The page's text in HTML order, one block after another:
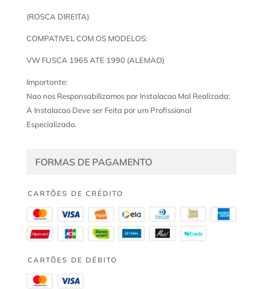
(ROSCA DIREITA)
COMPATIVEL COM OS MODELOS:
VW FUSCA 1965 ATE 1990 (ALEMAO)
Importante:
Nao nos Responsabilizamos por Instalacao Mal Realizada;
A Instalacao Deve ser Feita por um Profissional
Especializado.
FORMAS DE PAGAMENTO
CARTÕES DE CRÉDITO
CARTÕES DE DÉBITO